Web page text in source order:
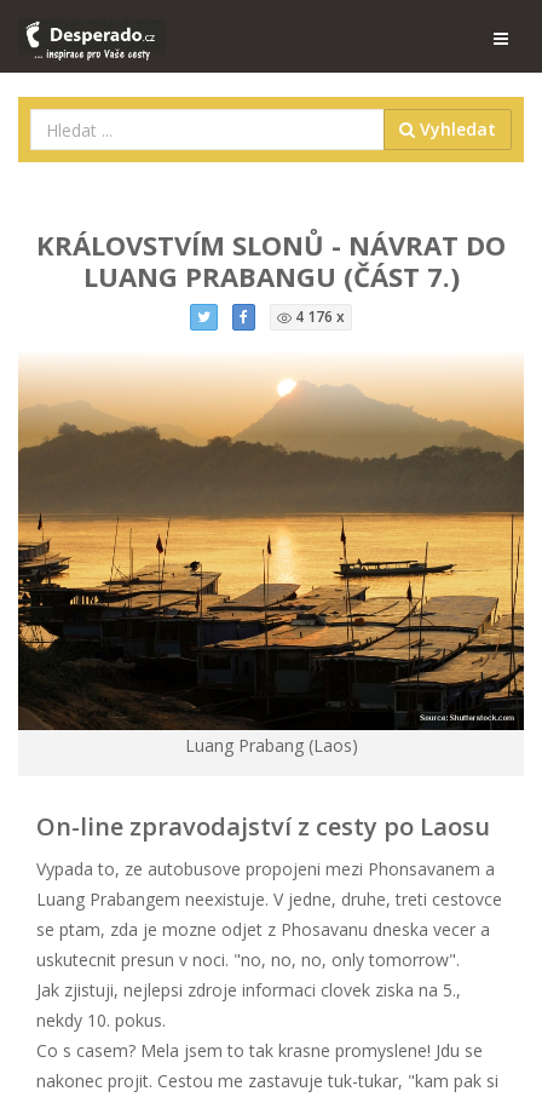
Vyhledat
KRÁLOVSTVÍM SLONŮ - NÁVRAT DO
LUANG PRABANGU (ČÁST 7.)
4 176 x
Luang Prabang (Laos)
On-line zpravodajství z cesty po Laosu
Vypada to, ze autobusove propojeni mezi Phonsavanem a
Luang Prabangem neexistuje. V jedne, druhe, treti cestovce
se ptam, zda je mozne odjet z Phosavanu dneska vecer a
uskutecnit presun v noci. "no, no, no, only tomorrow".
Jak zjistuji, nejlepsi zdroje informaci clovek ziska na 5.,
nekdy 10. pokus.
Co s casem? Mela jsem to tak krasne promyslene! Jdu se
nakonec projit. Cestou me zastavuje tuk-tukar, "kam pak si